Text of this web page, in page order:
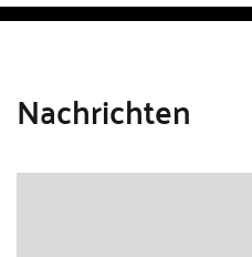
Nachrichten